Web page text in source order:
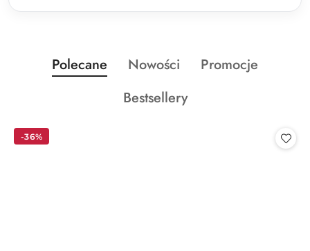
Pomiń karuzelę produktów
Produkty
o
Polecane
Produkty
statusie:
Nowości
Produkty
Promocje
Produkty
Bestsellery
-36%